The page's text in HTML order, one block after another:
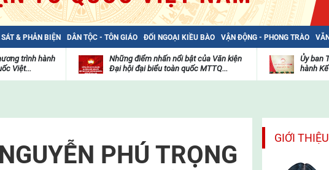
& PHẢN BIỆN DÂN TỘC - TÔN GIÁO ĐỐI NGOẠI KIỀU BÀO VẬN ĐỘNG - PHONG TRÀO
trình hành
Việt...
Những điểm nhấn nổi bật của Văn kiện
Đại hội đại biểu toàn quốc MTTQ...
mặt
trận
Ủy ban
hành
PHÚ TRỌNG
GIỚI THIỆU